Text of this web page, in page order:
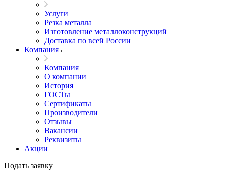
Услуги
Резка металла
Изготовление металлоконструкций
Доставка по всей России
Компания
Компания
О компании
История
ГОСТы
Сертификаты
Производители
Отзывы
Вакансии
Реквизиты
Акции
Подать заявку